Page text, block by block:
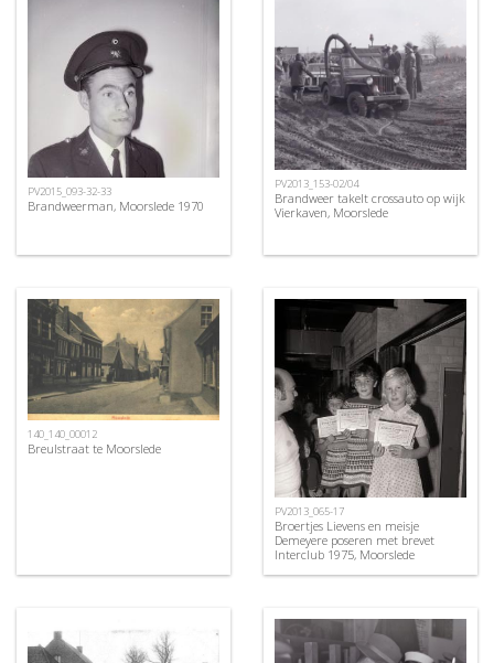
PV2015_093-32-33
Brandweerman, Moorslede 1970
PV2013_153-02/04
Brandweer takelt crossauto op wijk
Vierkaven, Moorslede
140_140_00012
Breulstraat te Moorslede
PV2013_065-17
Broertjes Lievens en meisje
Demeyere poseren met brevet
Interclub 1975, Moorslede